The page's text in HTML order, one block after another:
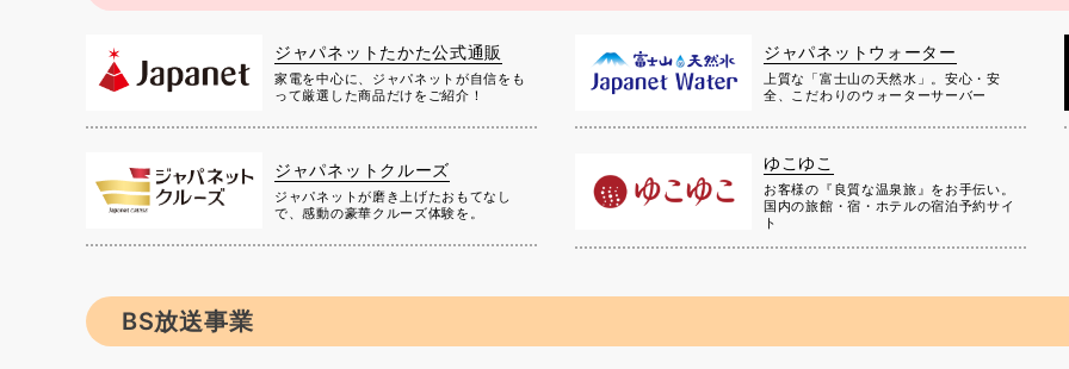
ジャパネットたかた公式通販
家電を中心に、ジャパネットが自信をも
って厳選した商品だけをご紹介！
ジャパネットウォーター
上質な「富士山の天然水」。安心・安
全、こだわりのウォーターサーバー
ジャパネットクルーズ
ジャパネットが磨き上げたおもてなし
で、感動の豪華クルーズ体験を。
ゆこゆこ
お客様の『良質な温泉旅』をお手伝い。
国内の旅館・宿・ホテルの宿泊予約サイ
ト
BS放送事業